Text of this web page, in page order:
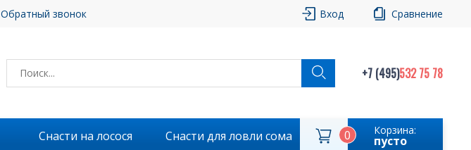
Обратный звонок Вход Сравнение
+7 (495)532 75 78
Снасти на лосося Снасти для ловли сома Корзина:
пусто
0